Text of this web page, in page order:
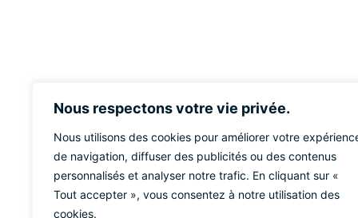
Nous respectons votre vie privée.
Nous utilisons des cookies pour améliorer votre
de navigation, diffuser des publicités ou des contenus
personnalisés et analyser notre trafic. En cliquant sur «
Tout accepter », vous consentez à notre utilisation des
cookies.